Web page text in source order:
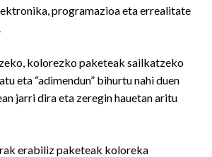
programazioa eta errealitate
kolorezko paketeak sailkatzeko
eta “adimendun” bihurtu nahi duen
jarri dira eta zeregin hauetan aritu
erabiliz paketeak koloreka